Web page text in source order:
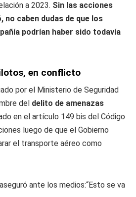
a 2023. Sin las acciones
no caben dudas de que los
podrían haber sido todavía
en conflicto
por el Ministerio de Seguridad
del delito de amenazas
en el artículo 149 bis del Código
luego de que el Gobierno
el transporte aéreo como
ante los medios:“Esto se va